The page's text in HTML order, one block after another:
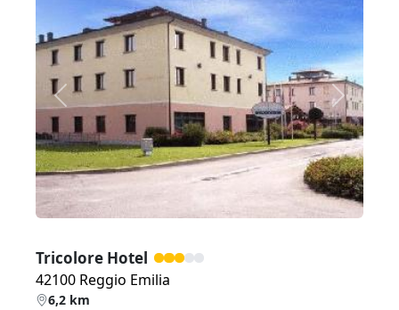
Zurück Weiter
Tricolore Hotel
42100 Reggio Emilia
6,2 km